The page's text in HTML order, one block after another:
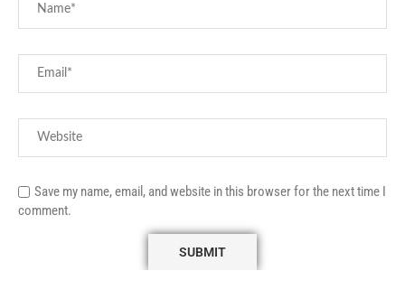
Save my name, email, and website in this browser for the next time I
comment.